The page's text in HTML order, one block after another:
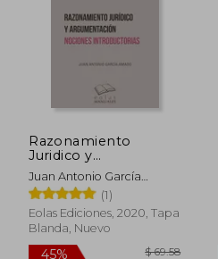
dcto.
Razonamiento
Juridico y
Argumentacion
Juan Antonio García
Amado
(1)
Eolas Ediciones, 2020, Tapa
Blanda, Nuevo